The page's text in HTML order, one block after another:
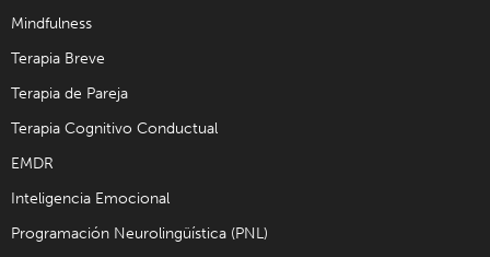
Mindfulness
Terapia Breve
Terapia de Pareja
Terapia Cognitivo Conductual
EMDR
Inteligencia Emocional
Programación Neurolingüística (PNL)